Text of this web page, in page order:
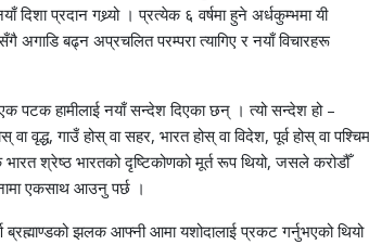
दिशा प्रदान गथ्र्यो । प्रत्येक ६ वर्षमा हुने अर्धकुम्भमा यी
अगाडि बढ्न अप्रचलित परम्परा त्यागिए र नयाँ विचारहरू
पटक हामीलाई नयाँ सन्देश दिएका छन् । त्यो सन्देश हो –
वृद्ध, गाउँ होस् वा सहर, भारत होस् वा विदेश, पूर्व होस् वा
श्रेष्ठ भारतको दृष्टिकोणको मूर्त रूप थियो, जसले करोडौँ
एकसाथ आउनु पर्छ ।
झलक आफ्नी आमा यशोदालाई प्रकट गर्नुभएको थियो